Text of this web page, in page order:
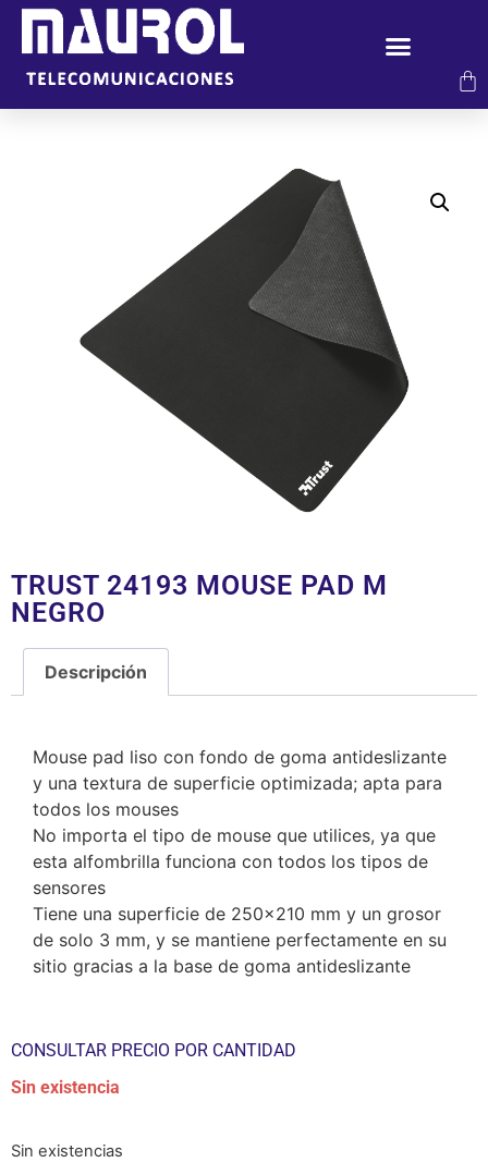
TRUST 24193 MOUSE PAD M
NEGRO
Descripción
Mouse pad liso con fondo de goma antideslizante
y una textura de superficie optimizada; apta para
todos los mouses
No importa el tipo de mouse que utilices, ya que
esta alfombrilla funciona con todos los tipos de
sensores
Tiene una superficie de 250×210 mm y un grosor
de solo 3 mm, y se mantiene perfectamente en su
sitio gracias a la base de goma antideslizante
CONSULTAR PRECIO POR CANTIDAD
Sin existencia
Sin existencias